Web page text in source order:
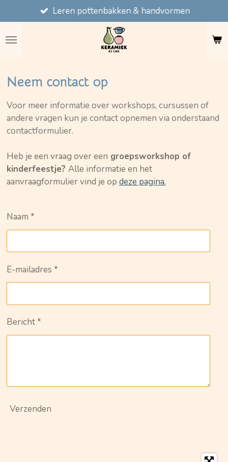
direct
naar
Leren pottenbakken & handvormen
Neem contact op
Voor meer informatie over workshops, cursussen of
andere vragen kun je contact opnemen via onderstaand
contactformulier.
Heb je een vraag over een groepsworkshop of
kinderfeestje? Alle informatie en het
aanvraagformulier vind je op deze pagina.
Naam *
E-mailadres *
Bericht *
Verzenden